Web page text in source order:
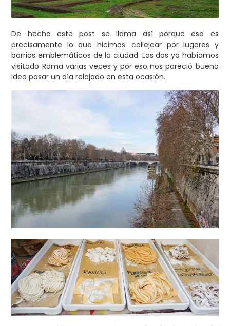
De hecho este post se llama así porque eso es
precisamente lo que hicimos: callejear por lugares y
barrios emblemáticos de la ciudad. Los dos ya habíamos
visitado Roma varias veces y por eso nos pareció buena
idea pasar un día relajado en esta ocasión.